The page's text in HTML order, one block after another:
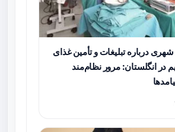
درباره تبلیغات و تأمین غذای
در انگلستان: مرور نظام‌مند